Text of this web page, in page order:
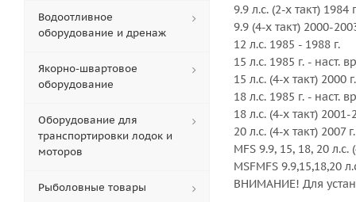
9.9 л.с. (2-х такт) 1984
9.9 (4-х такт) 2000-
12 л.с. 1985 - 1988 г.
15 л.с. 1985 г. - наст.
15 л.с. (4-х такт) 2000
18 л.с. 1985 г. - наст.
18 л.с. (4-х такт) 2001-
20 л.с. (4-х такт) 2007
MFS 9.9, 15, 18, 20 л.с.
MSFMFS 9.9,15,18,20
ВНИМАНИЕ! Для
Водоотливное
оборудование и дренаж
Якорно-швартовое
оборудование
Оборудование для
транспортировки лодок и
моторов
Рыболовные товары